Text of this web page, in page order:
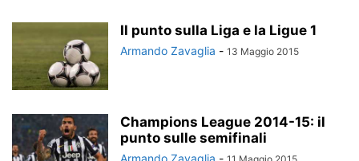
Il punto sulla Liga e la Ligue 1
Armando Zavaglia - 13 Maggio 2015
Champions League 2014-15: il
punto sulle semifinali
Armando Zavaglia -